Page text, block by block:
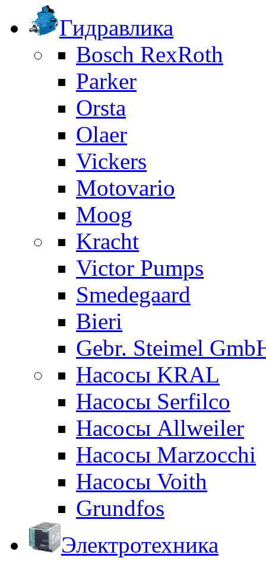
Гидравлика
Bosch RexRoth
Parker
Orsta
Olaer
Vickers
Motovario
Moog
Kracht
Victor Pumps
Smedegaard
Bieri
Gebr. Steimel
Насосы KRAL
Насосы Serfilco
Насосы Allweiler
Насосы Marzocchi
Насосы Voith
Grundfos
Электротехника